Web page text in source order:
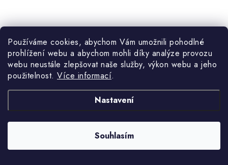
Používáme cookies, abychom Vám umožnili pohodlné
prohlížení webu a abychom mohli díky analýze provozu
webu neustále zlepšovat naše služby, výkon webu a jeho
použitelnost. Více informací.
Nastavení
Souhlasím
Skladem(5 ks)
1 179 Kč
1 349 Kč
Praktická lavička s botníkem s poličkami z kovové síťoviny a
kovovou konstrukcí. Jednoduchý a účelný doplněk každé předsíně.